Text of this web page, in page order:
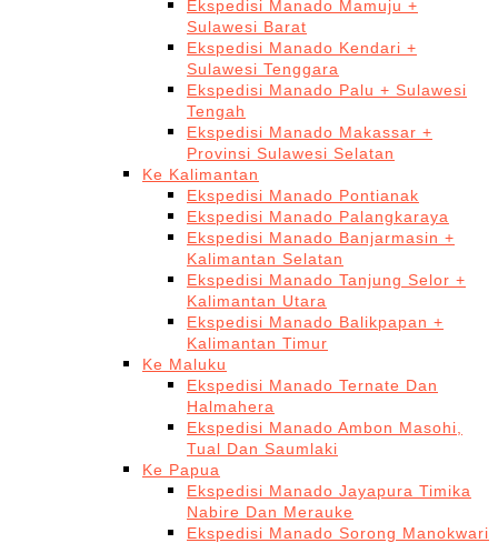
Ekspedisi Manado Mamuju +
Sulawesi Barat
Ekspedisi Manado Kendari +
Sulawesi Tenggara
Ekspedisi Manado Palu + Sulawesi
Tengah
Ekspedisi Manado Makassar +
Provinsi Sulawesi Selatan
Ke Kalimantan
Ekspedisi Manado Pontianak
Ekspedisi Manado Palangkaraya
Ekspedisi Manado Banjarmasin +
Kalimantan Selatan
Ekspedisi Manado Tanjung Selor +
Kalimantan Utara
Ekspedisi Manado Balikpapan +
Kalimantan Timur
Ke Maluku
Ekspedisi Manado Ternate Dan
Halmahera
Ekspedisi Manado Ambon Masohi,
Tual Dan Saumlaki
Ke Papua
Ekspedisi Manado Jayapura Timika
Nabire Dan Merauke
Ekspedisi Manado Sorong Manokwari